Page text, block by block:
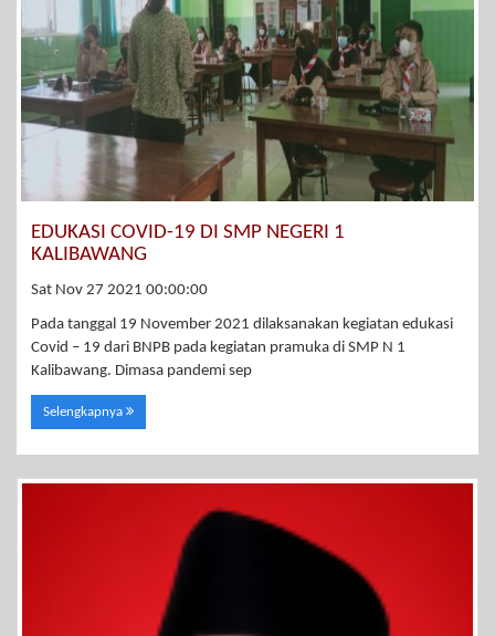
EDUKASI COVID-19 DI SMP NEGERI 1
KALIBAWANG
Sat Nov 27 2021 00:00:00
Pada tanggal 19 November 2021 dilaksanakan kegiatan edukasi
Covid – 19 dari BNPB pada kegiatan pramuka di SMP N 1
Kalibawang. Dimasa pandemi sep
Selengkapnya